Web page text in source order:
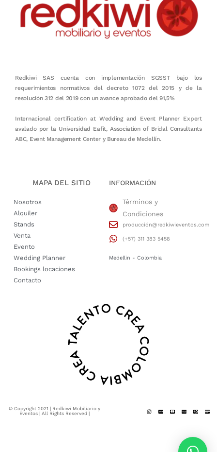
Redkiwi SAS cuenta con implementación SGSST bajo los
requerimientos normativos del decreto 1072 del 2015 y de la
resolución 312 del 2019 con un avance aprobado del 91,5%
Internacional certification at Wedding and Event Planner Expert
avalado por la Universidad Eafit, Association of Bridal Consultants
ABC, Event Management Center y Bureau de Medellín.
MAPA DEL SITIO
Nosotros
Alquiler
Stands
Venta
Evento
Wedding Planner
Bookings locaciones
Contacto
INFORMACIÓN
Términos y
Condiciones
producción@redkiwieventos.com
(+57) 311 383 5458
Medellin - Colombia
© Copyright 2021 | Redkiwi Mobiliario y
Eventos | All Rights Reserved |